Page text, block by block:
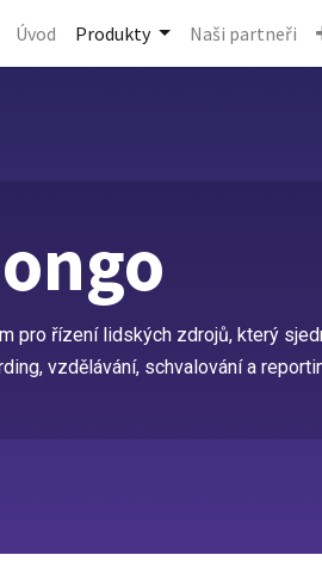
Úvod Produkty Naši partneři
pro řízení lidských zdrojů, který
vzdělávání, schvalování a